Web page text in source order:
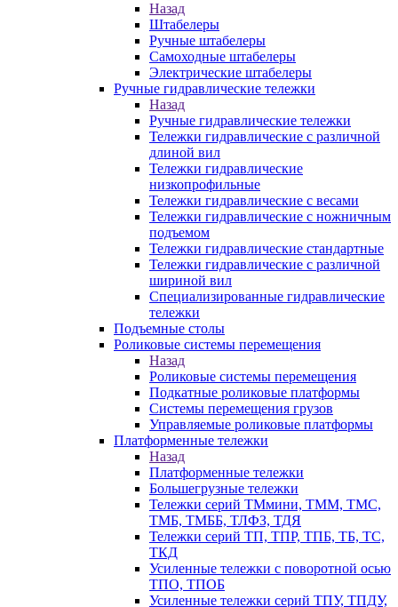
Назад
Штабелеры
Ручные штабелеры
Самоходные штабелеры
Электрические штабелеры
Ручные гидравлические тележки
Назад
Ручные гидравлические тележки
Тележки гидравлические с различной
длиной вил
Тележки гидравлические
низкопрофильные
Тележки гидравлические с весами
Тележки гидравлические с ножничным
подъемом
Тележки гидравлические стандартные
Тележки гидравлические с различной
шириной вил
Специализированные гидравлические
тележки
Подъемные столы
Роликовые системы перемещения
Назад
Роликовые системы перемещения
Подкатные роликовые платформы
Системы перемещения грузов
Управляемые роликовые платформы
Платформенные тележки
Назад
Платформенные тележки
Большегрузные тележки
Тележки серий ТМмини, ТММ, ТМС,
ТМБ, ТМББ, ТЛФЗ, ТДЯ
Тележки серий ТП, ТПР, ТПБ, ТБ, ТС,
ТКД
Усиленные тележки с поворотной осью
ТПО, ТПОБ
Усиленные тележки серий ТПУ, ТПДУ,